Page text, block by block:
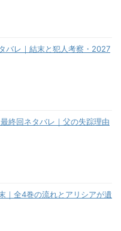
バレ｜結末と犯人考察・2027
終回ネタバレ｜父の失踪理由
｜全4巻の流れとアリシアが遺